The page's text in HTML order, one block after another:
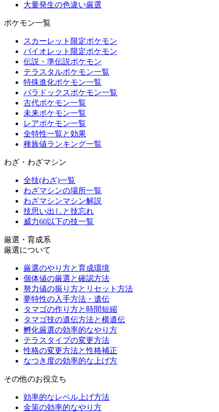
大量発生の色違い厳選
ポケモン一覧
スカーレット限定ポケモン
バイオレット限定ポケモン
伝説・準伝説ポケモン
テラスタルポケモン一覧
特殊進化ポケモン一覧
パラドックスポケモン一覧
古代ポケモン一覧
未来ポケモン一覧
レアポケモン一覧
全特性一覧と効果
種族値ランキング一覧
わざ・わざマシン
全技(わざ)一覧
わざマシンの場所一覧
わざマシンマシン解説
技思い出しと技忘れ
威力60以下の技一覧
厳選・育成系
厳選について
厳選のやり方と育成環境
個体値の厳選と確認方法
努力値の振り方とリセット方法
夢特性の入手方法・遺伝
タマゴの作り方と時間短縮
タマゴ技の遺伝方法と横遺伝
孵化厳選の効率的なやり方
テラスタイプの変更方法
性格の変更方法と性格補正
なつき度の効率的な上げ方
その他のお役立ち
効率的なレベル上げ方法
金策の効率的なやり方